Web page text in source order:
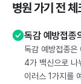
병원 가기 전
독감 예방접종
독감 예방접종
4가 백신으로 나
이러스 1가지를